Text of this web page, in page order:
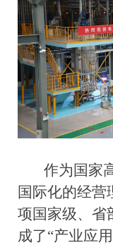
作为国家
国际化的经营
项国家级、省
成了“产业应